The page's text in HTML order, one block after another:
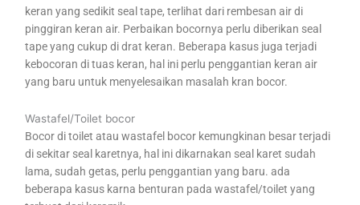
keran yang sedikit seal tape, terlihat dari rembesan air di
pinggiran keran air. Perbaikan bocornya perlu diberikan seal
tape yang cukup di drat keran. Beberapa kasus juga terjadi
kebocoran di tuas keran, hal ini perlu penggantian keran air
yang baru untuk menyelesaikan masalah kran bocor.
Wastafel/Toilet bocor
Bocor di toilet atau wastafel bocor kemungkinan besar terjadi
di sekitar seal karetnya, hal ini dikarnakan seal karet sudah
lama, sudah getas, perlu penggantian yang baru. ada
beberapa kasus karna benturan pada wastafel/toilet yang